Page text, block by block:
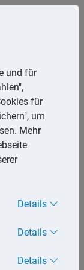
wenn sie
einer
freiwillig
Rechnung
nach
Buchführung
und für
für
um
Mehr
Details
Details
Details